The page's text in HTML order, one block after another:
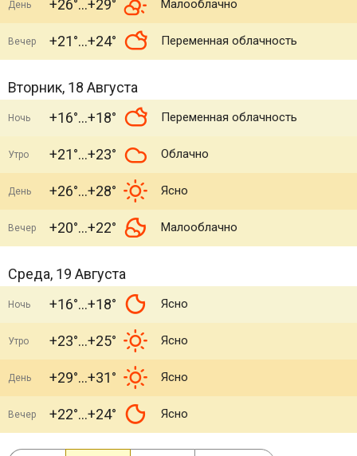
День +26° +29° Малооблачно
Вечер +21° +24° Переменная облачность
Вторник, 18 Августа
Ночь +16° +18° Переменная облачность
Утро +21° +23° Облачно
День +26° +28° Ясно
Вечер +20° +22° Малооблачно
Среда, 19 Августа
Ночь +16° +18° Ясно
Утро +23° +25° Ясно
День +29° +31° Ясно
Вечер +22° +24° Ясно